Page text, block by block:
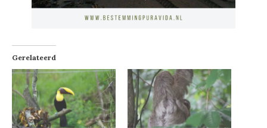
Gerelateerd